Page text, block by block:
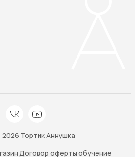
Тортик Аннушка
Договор оферты обучение